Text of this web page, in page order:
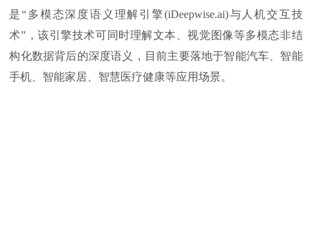
是“多模态深度语义理解引擎(iDeepwise.ai)与人机交互技
术”，该引擎技术可同时理解文本、视觉图像等多模态非结
构化数据背后的深度语义，目前主要落地于智能汽车、智能
手机、智能家居、智慧医疗健康等应用场景。